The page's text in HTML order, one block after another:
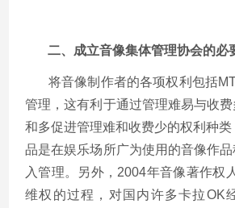
二、成立音像集体管理协会的必
将音像制作者的各项权利包括
管理，这有利于通过管理难易与收
和多促进管理难和收费少的权利种
品是在娱乐场所广为使用的音像作
入管理。另外，2004年音像著作权
维权的过程，对国内许多卡拉OK